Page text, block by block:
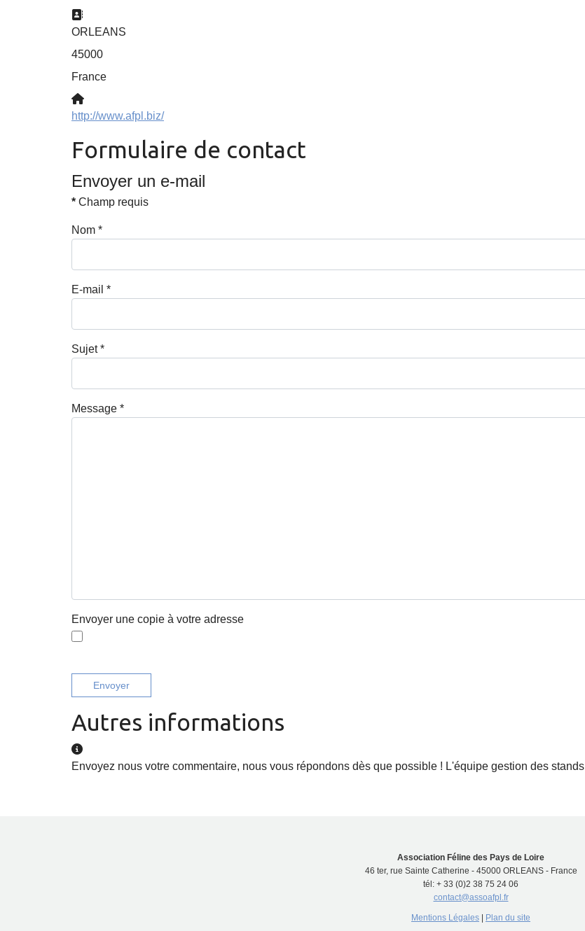
Adresse:
ORLEANS
45000
France
Site Web:
http://www.afpl.biz/
Formulaire de contact
Envoyer un e-mail
* Champ requis
Nom *
E-mail *
Sujet*
Message *
Envoyer une copie à votre adresse
Envoyer
Autres informations
Autres informations
Envoyez nous votre commentaire, nous vous répondons dès que possible ! L'équipe gestion des stands
Association Féline des Pays de Loire
46 ter, rue Sainte Catherine - 45000 ORLEANS - France
tél: + 33 (0)2 38 75 24 06
contact@assoafpl.fr
Mentions Légales Plan du site